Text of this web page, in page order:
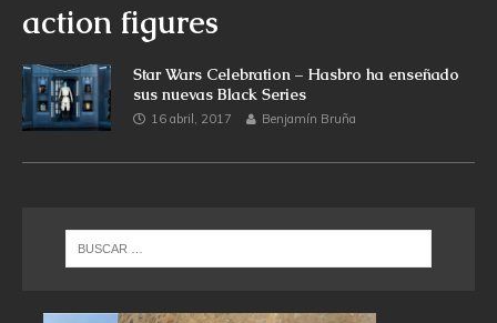
action figures
Star Wars Celebration – Hasbro ha enseñado
sus nuevas Black Series
16 abril, 2017 Benjamín Bruña